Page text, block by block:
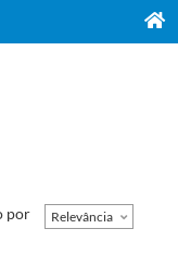
por Relevância